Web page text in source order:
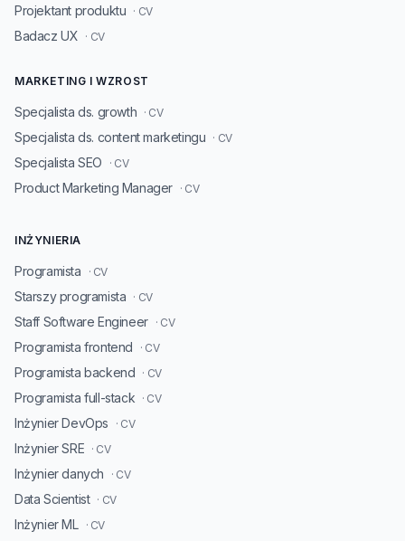
Projektant produktu · CV
Badacz UX · CV
MARKETING I WZROST
Specjalista ds. growth · CV
Specjalista ds. content marketingu · CV
Specjalista SEO · CV
Product Marketing Manager · CV
INŻYNIERIA
Programista · CV
Starszy programista · CV
Staff Software Engineer · CV
Programista frontend · CV
Programista backend · CV
Programista full-stack · CV
Inżynier DevOps · CV
Inżynier SRE · CV
Inżynier danych · CV
Data Scientist · CV
Inżynier ML · CV